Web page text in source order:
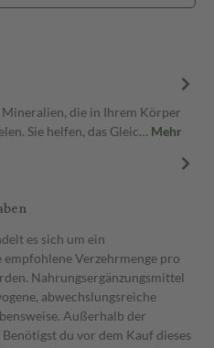
die in Ihrem Körper
Sie helfen, das Gleic… Mehr
es sich um ein
Verzehrmenge pro
Nahrungsergänzungsmittel
abwechslungsreiche
Außerhalb der
du vor dem Kauf dieses